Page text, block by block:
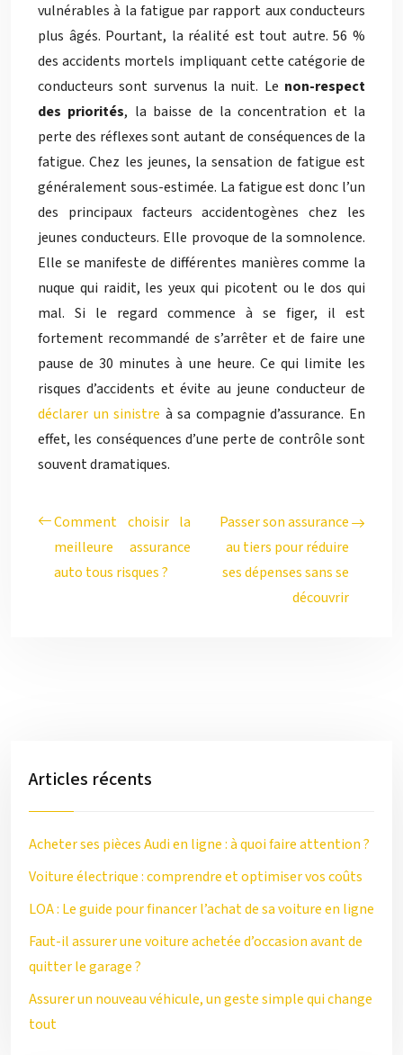
vulnérables à la fatigue par rapport aux conducteurs
plus âgés. Pourtant, la réalité est tout autre. 56 %
des accidents mortels impliquant cette catégorie de
conducteurs sont survenus la nuit. Le non-respect
des priorités, la baisse de la concentration et la
perte des réflexes sont autant de conséquences de la
fatigue. Chez les jeunes, la sensation de fatigue est
généralement sous-estimée. La fatigue est donc l’un
des principaux facteurs accidentogènes chez les
jeunes conducteurs. Elle provoque de la somnolence.
Elle se manifeste de différentes manières comme la
nuque qui raidit, les yeux qui picotent ou le dos qui
mal. Si le regard commence à se figer, il est
fortement recommandé de s’arrêter et de faire une
pause de 30 minutes à une heure. Ce qui limite les
risques d’accidents et évite au jeune conducteur de
déclarer un sinistre à sa compagnie d’assurance. En
effet, les conséquences d’une perte de contrôle sont
souvent dramatiques.
Comment choisir la
meilleure assurance
auto tous risques ?
Passer son assurance
au tiers pour réduire
ses dépenses sans se
découvrir
Articles récents
Acheter ses pièces Audi en ligne : à quoi faire attention ?
Voiture électrique : comprendre et optimiser vos coûts
LOA : Le guide pour financer l’achat de sa voiture en ligne
Faut-il assurer une voiture achetée d’occasion avant de
quitter le garage ?
Assurer un nouveau véhicule, un geste simple qui change
tout